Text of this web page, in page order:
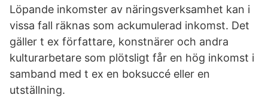
Löpande inkomster av näringsverksamhet kan i
vissa fall räknas som ackumulerad inkomst. Det
gäller t ex författare, konstnärer och andra
kulturarbetare som plötsligt får en hög inkomst i
samband med t ex en boksuccé eller en
utställning.